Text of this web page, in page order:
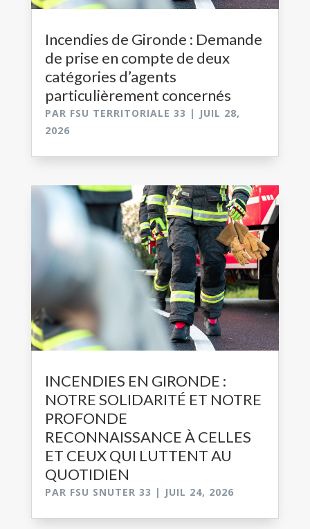
Incendies de Gironde : Demande
de prise en compte de deux
catégories d’agents
particulièrement concernés
PAR FSU TERRITORIALE 33 | JUIL 28,
2026
INCENDIES EN GIRONDE :
NOTRE SOLIDARITÉ ET NOTRE
PROFONDE
RECONNAISSANCE À CELLES
ET CEUX QUI LUTTENT AU
QUOTIDIEN
PAR FSU SNUTER 33 | JUIL 24, 2026